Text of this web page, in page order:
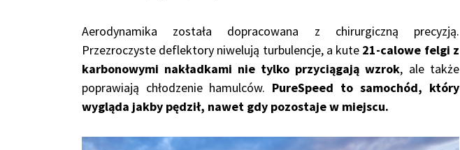
Aerodynamika została dopracowana z chirurgiczną precyzją.
Przezroczyste deflektory niwelują turbulencje, a kute 21-calowe felgi z
karbonowymi nakładkami nie tylko przyciągają wzrok, ale także
poprawiają chłodzenie hamulców. PureSpeed to samochód, który
wygląda jakby pędził, nawet gdy pozostaje w miejscu.